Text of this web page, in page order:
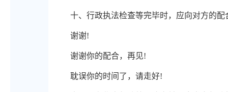
十、 行政执法检查等完毕时，应向对方的配
谢谢!
谢谢你的配合，再见!
耽误你的时间了，请走好!